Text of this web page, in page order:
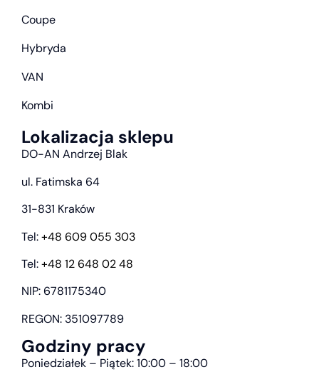
Coupe
Hybryda
VAN
Kombi
Lokalizacja sklepu
DO-AN Andrzej Blak
ul. Fatimska 64
31-831 Kraków
Tel:+48 609 055 303
Tel:+48 12 648 02 48
NIP: 6781175340
REGON: 351097789
Godziny pracy
Poniedziałek – Piątek: 10:00 – 18:00